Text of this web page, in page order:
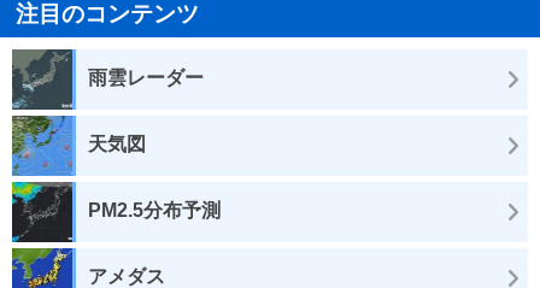
注目のコンテンツ
雨雲レーダー
天気図
PM2.5分布予測
アメダス